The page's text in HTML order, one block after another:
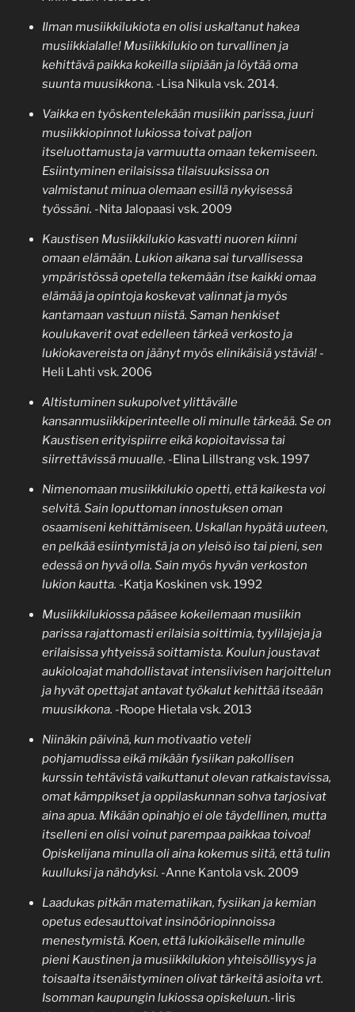
Ilman musiikkilukiota en olisi uskaltanut hakea
musiikkialalle! Musiikkilukio on turvallinen ja
kehittävä paikka kokeilla siipiään ja löytää oma
suunta muusikkona. -Lisa Nikula vsk. 2014.
Vaikka en työskentelekään musiikin parissa, juuri
musiikkiopinnot lukiossa toivat paljon
itseluottamusta ja varmuutta omaan tekemiseen.
Esiintyminen erilaisissa tilaisuuksissa on
valmistanut minua olemaan esillä nykyisessä
työssäni. -Nita Jalopaasi vsk. 2009
Kaustisen Musiikkilukio kasvatti nuoren kiinni
omaan elämään. Lukion aikana sai turvallisessa
ympäristössä opetella tekemään itse kaikki omaa
elämää ja opintoja koskevat valinnat ja myös
kantamaan vastuun niistä. Saman henkiset
koulukaverit ovat edelleen tärkeä verkosto ja
lukiokavereista on jäänyt myös elinikäisiä ystäviä!-
Heli Lahti vsk. 2006
Altistuminen sukupolvet ylittävälle
kansanmusiikkiperinteelle oli minulle tärkeää. Se on
Kaustisen erityispiirre eikä kopioitavissa tai
siirrettävissä muualle. -Elina Lillstrang vsk. 1997
Nimenomaan musiikkilukio opetti, että kaikesta voi
selvitä. Sain loputtoman innostuksen oman
osaamiseni kehittämiseen. Uskallan hypätä uuteen,
en pelkää esiintymistä ja on yleisö iso tai pieni, sen
edessä on hyvä olla. Sain myös hyvän verkoston
lukion kautta. -Katja Koskinen vsk. 1992
Musiikkilukiossa pääsee kokeilemaan musiikin
parissa rajattomasti erilaisia soittimia, tyylilajeja ja
erilaisissa yhtyeissä soittamista. Koulun joustavat
aukioloajat mahdollistavat intensiivisen harjoittelun
ja hyvät opettajat antavat työkalut kehittää itseään
muusikkona. -Roope Hietala vsk. 2013
Niinäkin päivinä, kun motivaatio veteli
pohjamudissa eikä mikään fysiikan pakollisen
kurssin tehtävistä vaikuttanut olevan ratkaistavissa,
omat kämppikset ja oppilaskunnan sohva tarjosivat
aina apua. Mikään opinahjo ei ole täydellinen, mutta
itselleni en olisi voinut parempaa paikkaa toivoa!
Opiskelijana minulla oli aina kokemus siitä, että tulin
kuulluksi ja nähdyksi. -Anne Kantola vsk. 2009
Laadukas pitkän matematiikan, fysiikan ja kemian
opetus edesauttoivat insinööriopinnoissa
menestymistä. Koen, että lukioikäiselle minulle
pieni Kaustinen ja musiikkilukion yhteisöllisyys ja
toisaalta itsenäistyminen olivat tärkeitä asioita vrt.
Isomman kaupungin lukiossa opiskeluun.-Iiris